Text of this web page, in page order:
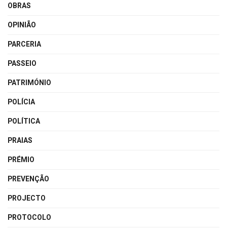
OBRAS
OPINIÃO
PARCERIA
PASSEIO
PATRIMÓNIO
POLÍCIA
POLÍTICA
PRAIAS
PRÉMIO
PREVENÇÃO
PROJECTO
PROTOCOLO